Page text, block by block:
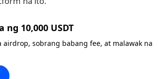
10,000 USDT
sobrang babang fee, at malawak na